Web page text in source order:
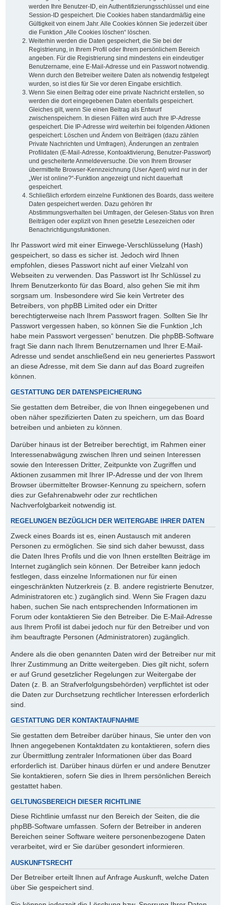
werden Ihre Benutzer-ID, ein Authentifizierungsschlüssel und eine
Session-ID gespeichert. Die Cookies haben standardmäßig eine
Gültigkeit von einem Jahr. Alle Cookies können Sie jederzeit über
die Funktion „Alle Cookies löschen“ löschen.
Weiterhin werden die Daten gespeichert, die Sie bei der
Registrierung, in Ihrem Profil oder Ihrem persönlichem Bereich
angeben. Für die Registrierung sind mindestens ein eindeutiger
Benutzername, eine E-Mail-Adresse und ein Passwort notwendig.
Wenn durch den Betreiber weitere Daten als notwendig festgelegt
wurden, so ist dies für Sie vor deren Eingabe ersichtlich.
Wenn Sie einen Beitrag oder eine private Nachricht erstellen, so
werden die dort eingegebenen Daten ebenfalls gespeichert.
Gleiches gilt, wenn Sie einen Beitrag als Entwurf
zwischenspeichern. In diesen Fällen wird auch Ihre IP-Adresse
gespeichert. Die IP-Adresse wird weiterhin bei folgenden Aktionen
gespeichert: Löschen und Ändern von Beiträgen (dazu zählen
Private Nachrichten und Umfragen), Änderungen an zentralen
Profildaten (E-Mail-Adresse, Kontoaktivierung, Benutzer-Passwort)
und gescheiterte Anmeldeversuche. Die von Ihrem Browser
übermittelte Browser-Kennzeichnung (User Agent) wird nur in der
„Wer ist online?“-Funktion angezeigt und nicht dauerhaft
gespeichert.
Schließlich erfordern einzelne Funktionen des Boards, dass weitere
Daten gespeichert werden. Dazu gehören Ihr
Abstimmungsverhalten bei Umfragen, der Gelesen-Status von Ihren
Beiträgen oder explizit von Ihnen gesetzte Lesezeichen oder
Benachrichtigungsfunktionen.
Ihr Passwort wird mit einer Einwege-Verschlüsselung (Hash)
gespeichert, so dass es sicher ist. Jedoch wird Ihnen
empfohlen, dieses Passwort nicht auf einer Vielzahl von
Webseiten zu verwenden. Das Passwort ist Ihr Schlüssel zu
Ihrem Benutzerkonto für das Board, also gehen Sie mit ihm
sorgsam um. Insbesondere wird Sie kein Vertreter des
Betreibers, von phpBB Limited oder ein Dritter
berechtigterweise nach Ihrem Passwort fragen. Sollten Sie Ihr
Passwort vergessen haben, so können Sie die Funktion „Ich
habe mein Passwort vergessen“ benutzen. Die phpBB-Software
fragt Sie dann nach Ihrem Benutzernamen und Ihrer E-Mail-
Adresse und sendet anschließend ein neu generiertes Passwort
an diese Adresse, mit dem Sie dann auf das Board zugreifen
können.
GESTATTUNG DER DATENSPEICHERUNG
Sie gestatten dem Betreiber, die von Ihnen eingegebenen und
oben näher spezifizierten Daten zu speichern, um das Board
betreiben und anbieten zu können.
Darüber hinaus ist der Betreiber berechtigt, im Rahmen einer
Interessenabwägung zwischen Ihren und seinen Interessen
sowie den Interessen Dritter, Zeitpunkte von Zugriffen und
Aktionen zusammen mit Ihrer IP-Adresse und der von Ihrem
Browser übermittelter Browser-Kennung zu speichern, sofern
dies zur Gefahrenabwehr oder zur rechtlichen
Nachverfolgbarkeit notwendig ist.
REGELUNGEN BEZÜGLICH DER WEITERGABE IHRER DATEN
Zweck eines Boards ist es, einen Austausch mit anderen
Personen zu ermöglichen. Sie sind sich daher bewusst, dass
die Daten Ihres Profils und die von Ihnen erstellten Beiträge im
Internet zugänglich sein können. Der Betreiber kann jedoch
festlegen, dass einzelne Informationen nur für einen
eingeschränkten Nutzerkreis (z. B. andere registrierte Benutzer,
Administratoren etc.) zugänglich sind. Wenn Sie Fragen dazu
haben, suchen Sie nach entsprechenden Informationen im
Forum oder kontaktieren Sie den Betreiber. Die E-Mail-Adresse
aus Ihrem Profil ist dabei jedoch nur für den Betreiber und von
ihm beauftragte Personen (Administratoren) zugänglich.
Andere als die oben genannten Daten wird der Betreiber nur mit
Ihrer Zustimmung an Dritte weitergeben. Dies gilt nicht, sofern
er auf Grund gesetzlicher Regelungen zur Weitergabe der
Daten (z. B. an Strafverfolgungsbehörden) verpflichtet ist oder
die Daten zur Durchsetzung rechtlicher Interessen erforderlich
sind.
GESTATTUNG DER KONTAKTAUFNAHME
Sie gestatten dem Betreiber darüber hinaus, Sie unter den von
Ihnen angegebenen Kontaktdaten zu kontaktieren, sofern dies
zur Übermittlung zentraler Informationen über das Board
erforderlich ist. Darüber hinaus dürfen er und andere Benutzer
Sie kontaktieren, sofern Sie dies in Ihrem persönlichen Bereich
gestattet haben.
GELTUNGSBEREICH DIESER RICHTLINIE
Diese Richtlinie umfasst nur den Bereich der Seiten, die die
phpBB-Software umfassen. Sofern der Betreiber in anderen
Bereichen seiner Software weitere personenbezogene Daten
verarbeitet, wird er Sie darüber gesondert informieren.
AUSKUNFTSRECHT
Der Betreiber erteilt Ihnen auf Anfrage Auskunft, welche Daten
über Sie gespeichert sind.